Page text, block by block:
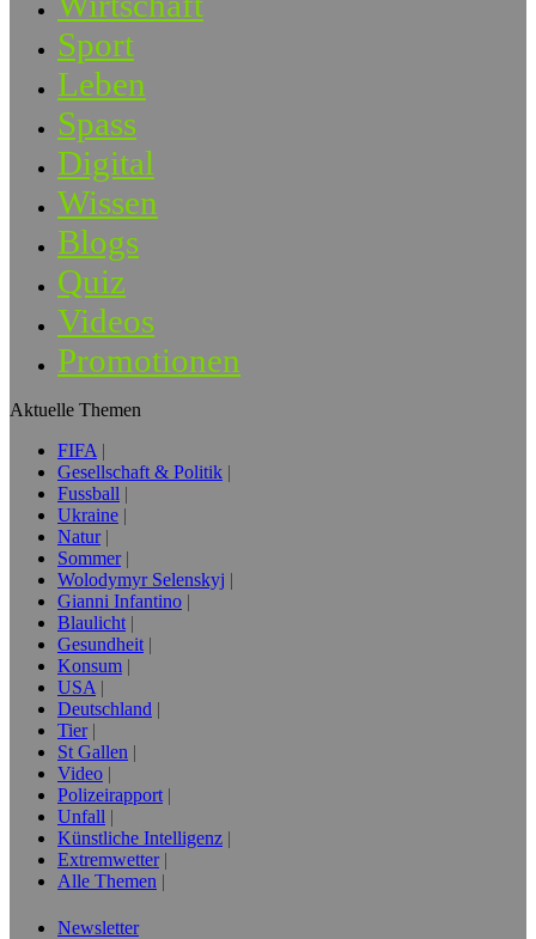
Sport
Leben
Spass
Digital
Wissen
Blogs
Quiz
Videos
Promotionen
Aktuelle Themen
FIFA
Gesellschaft & Politik
Fussball
Ukraine
Natur
Sommer
Wolodymyr Selenskyj
Gianni Infantino
Blaulicht
Gesundheit
Konsum
USA
Deutschland
Tier
St Gallen
Video
Polizeirapport
Unfall
Künstliche Intelligenz
Extremwetter
Alle Themen
Newsletter